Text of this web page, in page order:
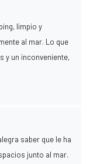
limpio y
al mar. Lo que
y un inconveniente,
saber que le ha
junto al mar.